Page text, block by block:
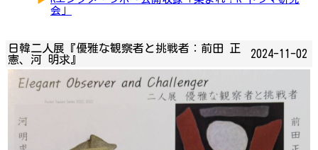
会」
日韓二人展『優雅な観察者と挑戦者：前田 正
憲、河 明求』
2024-11-02